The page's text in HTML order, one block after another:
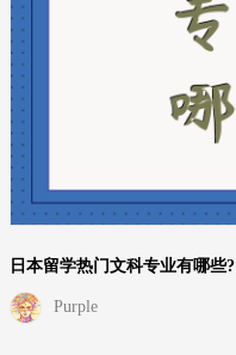
日本留学热门文科专业有哪些?
Purple